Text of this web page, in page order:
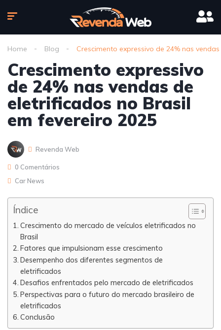
Home Blog Crescimento expressivo de 24% nas
Crescimento expressivo
de 24% nas vendas de
eletrificados no Brasil
em fevereiro 2025
Revenda Web
0 Comentários
Car News
Índice
Crescimento do mercado de veículos eletrificados no
Brasil
Fatores que impulsionam esse crescimento
Desempenho dos diferentes segmentos de
eletrificados
Desafios enfrentados pelo mercado de eletrificados
Perspectivas para o futuro do mercado brasileiro de
eletrificados
Conclusão